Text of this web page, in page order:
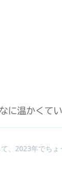
に温かくて
2023年でちょ